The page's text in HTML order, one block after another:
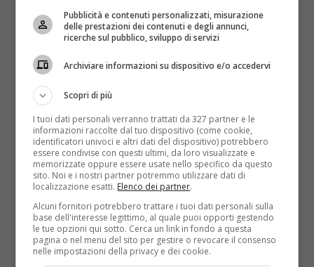
Interviste
Fiordaliso: “Noia e fame mi avevano spenta
ma sono tornata quella di prima”
[ESCLUSIVA]
Pubblicità e contenuti personalizzati, misurazione
delle prestazioni dei contenuti e degli annunci,
ricerche sul pubblico, sviluppo di servizi
Archiviare informazioni su dispositivo e/o accedervi
Scopri di più
I tuoi dati personali verranno trattati da 327 partner e le
informazioni raccolte dal tuo dispositivo (come cookie,
identificatori univoci e altri dati del dispositivo) potrebbero
essere condivise con questi ultimi, da loro visualizzate e
memorizzate oppure essere usate nello specifico da questo
sito. Noi e i nostri partner potremmo utilizzare dati di
localizzazione esatti. Elenco dei partner.
Alcuni fornitori potrebbero trattare i tuoi dati personali sulla
base dell'interesse legittimo, al quale puoi opporti gestendo
le tue opzioni qui sotto. Cerca un link in fondo a questa
pagina o nel menu del sito per gestire o revocare il consenso
nelle impostazioni della privacy e dei cookie.